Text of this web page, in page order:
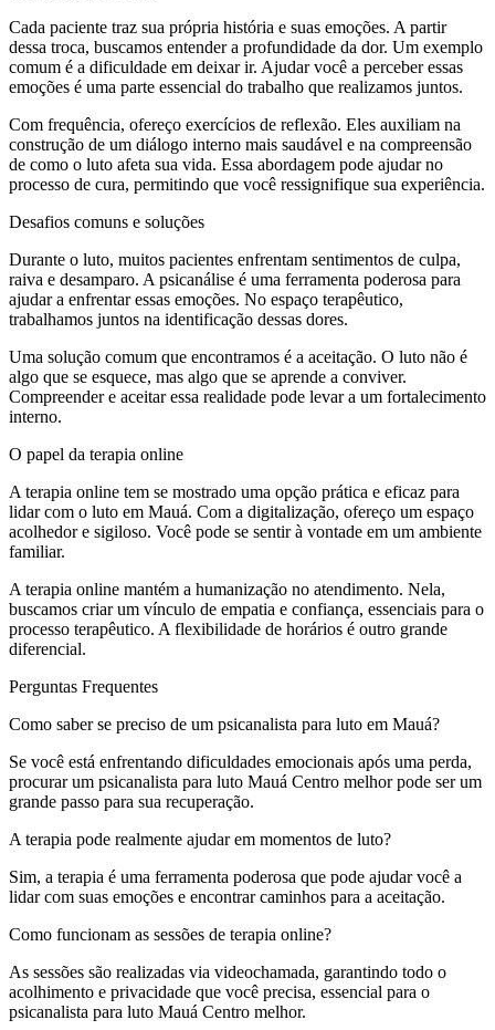
Cada paciente traz sua própria história e suas emoções. A partir
dessa troca, buscamos entender a profundidade da dor. Um exemplo
comum é a dificuldade em deixar ir. Ajudar você a perceber essas
emoções é uma parte essencial do trabalho que realizamos juntos.
Com frequência, ofereço exercícios de reflexão. Eles auxiliam na
construção de um diálogo interno mais saudável e na compreensão
de como o luto afeta sua vida. Essa abordagem pode ajudar no
processo de cura, permitindo que você ressignifique sua experiência.
Desafios comuns e soluções
Durante o luto, muitos pacientes enfrentam sentimentos de culpa,
raiva e desamparo. A psicanálise é uma ferramenta poderosa para
ajudar a enfrentar essas emoções. No espaço terapêutico,
trabalhamos juntos na identificação dessas dores.
Uma solução comum que encontramos é a aceitação. O luto não é
algo que se esquece, mas algo que se aprende a conviver.
Compreender e aceitar essa realidade pode levar a um fortalecimento
interno.
O papel da terapia online
A terapia online tem se mostrado uma opção prática e eficaz para
lidar com o luto em Mauá. Com a digitalização, ofereço um espaço
acolhedor e sigiloso. Você pode se sentir à vontade em um ambiente
familiar.
A terapia online mantém a humanização no atendimento. Nela,
buscamos criar um vínculo de empatia e confiança, essenciais para o
processo terapêutico. A flexibilidade de horários é outro grande
diferencial.
Perguntas Frequentes
Como saber se preciso de um psicanalista para luto em Mauá?
Se você está enfrentando dificuldades emocionais após uma perda,
procurar um psicanalista para luto Mauá Centro melhor pode ser um
grande passo para sua recuperação.
A terapia pode realmente ajudar em momentos de luto?
Sim, a terapia é uma ferramenta poderosa que pode ajudar você a
lidar com suas emoções e encontrar caminhos para a aceitação.
Como funcionam as sessões de terapia online?
As sessões são realizadas via videochamada, garantindo todo o
acolhimento e privacidade que você precisa, essencial para o
psicanalista para luto Mauá Centro melhor.